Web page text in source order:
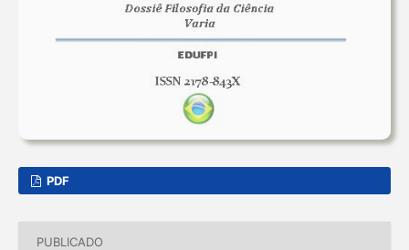
PDF
PUBLICADO